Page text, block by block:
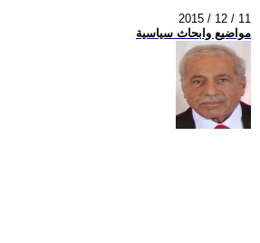
2015 / 12 / 11
مواضيع وابحاث سياسية